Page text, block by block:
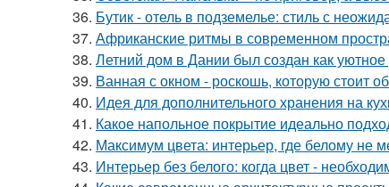
36. Бутик - отель в подземелье: стиль с
37. Африканские ритмы в современном
38. Летний дом в Дании был создан как
39. Ванная с окном - роскошь, которую стоит
40. Идея для дополнительного хранения на
41. Какое напольное покрытие идеально
42. Максимум цвета: интерьер, где белому не
43. Интерьер без белого: когда цвет -